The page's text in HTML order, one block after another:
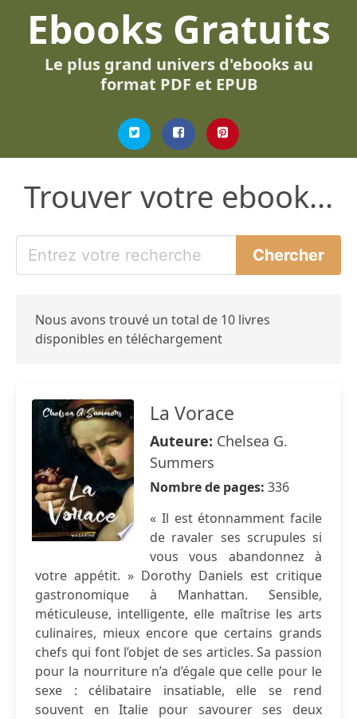
Ebooks Gratuits
Le plus grand univers d'ebooks au
format PDF et EPUB
Trouver votre ebook...
Nous avons trouvé un total de 10 livres
disponibles en téléchargement
La Vorace
Auteure: Chelsea G.
Summers
Nombre de pages: 336
« Il est étonnamment facile
de ravaler ses scrupules si
vous vous abandonnez à
votre appétit. » Dorothy Daniels est critique
gastronomique à Manhattan. Sensible,
méticuleuse, intelligente, elle maîtrise les arts
culinaires, mieux encore que certains grands
chefs qui font l’objet de ses articles. Sa passion
pour la nourriture n’a d’égale que celle pour le
sexe : célibataire insatiable, elle se rend
souvent en Italie pour savourer ses deux